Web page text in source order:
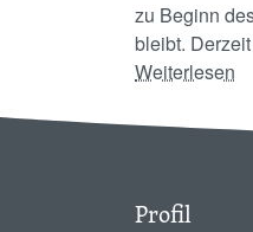
zu Beginn
bleibt.
Weiterlesen
Profil